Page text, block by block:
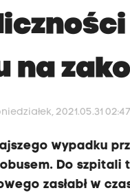
na
2021.05.31
wypadku
Do szpitali
zasłabł w